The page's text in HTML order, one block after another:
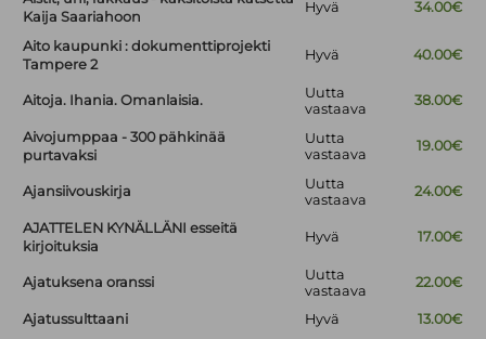
Kaija Saariahoon
Hyvä 34.00€
Aito kaupunki : dokumenttiprojekti
Tampere 2
Hyvä 40.00€
Aitoja. Ihania. Omanlaisia.
Uutta
vastaava
38.00€
Aivojumppaa - 300 pähkinää
purtavaksi
Uutta
vastaava
19.00€
Ajansiivouskirja
Uutta
vastaava
24.00€
AJATTELEN KYNÄLLÄNI esseitä
kirjoituksia
Hyvä 17.00€
Ajatuksena oranssi
Uutta
vastaava
22.00€
Ajatussulttaani Hyvä
13.00€